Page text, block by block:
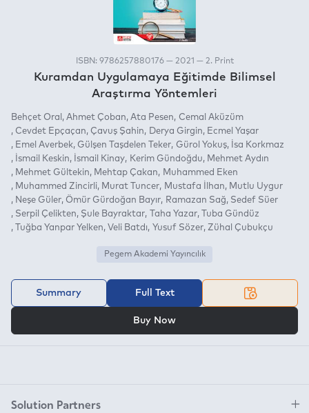
ISBN: 9786257880176 — 2021 — 2. Print
Kuramdan Uygulamaya Eğitimde Bilimsel
Araştırma Yöntemleri
Behçet Oral Ahmet Çoban Ata Pesen
Cemal Aküzüm
Cevdet Epçaçan
Çavuş Şahin Derya Girgin
Ecmel Yaşar
Emel Averbek Gülşen Taşdelen Teker Gürol Yokuş
İsa Korkmaz
İsmail Keskin
İsmail Kinay Kerim Gündoğdu
Mehmet Aydın
Mehmet Gültekin
Mehtap Çakan
Muhammed Eken
Muhammed Zincirli
Murat Tuncer Mustafa İlhan
Mutlu Uygur
Neşe Güler Ömür Gürdoğan Bayır Ramazan Sağ
Sedef Süer
Serpil Çelikten
Şule Bayraktar Taha Yazar
Tuba Gündüz
Tuğba Yanpar Yelken Veli Batdı Yusuf Sözer Zühal Çubukçu
Pegem Akademi Yayıncılık
Summary Full Text
Buy Now
Solution Partners